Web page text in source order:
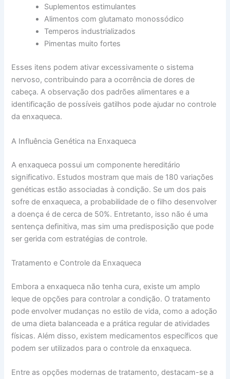
Suplementos estimulantes
Alimentos com glutamato monossódico
Temperos industrializados
Pimentas muito fortes
Esses itens podem ativar excessivamente o sistema
nervoso, contribuindo para a ocorrência de dores de
cabeça. A observação dos padrões alimentares e a
identificação de possíveis gatilhos pode ajudar no controle
da enxaqueca.
A Influência Genética na Enxaqueca
A enxaqueca possui um componente hereditário
significativo. Estudos mostram que mais de 180 variações
genéticas estão associadas à condição. Se um dos pais
sofre de enxaqueca, a probabilidade de o filho desenvolver
a doença é de cerca de 50%. Entretanto, isso não é uma
sentença definitiva, mas sim uma predisposição que pode
ser gerida com estratégias de controle.
Tratamento e Controle da Enxaqueca
Embora a enxaqueca não tenha cura, existe um amplo
leque de opções para controlar a condição. O tratamento
pode envolver mudanças no estilo de vida, como a adoção
de uma dieta balanceada e a prática regular de atividades
físicas. Além disso, existem medicamentos específicos que
podem ser utilizados para o controle da enxaqueca.
Entre as opções modernas de tratamento, destacam-se a